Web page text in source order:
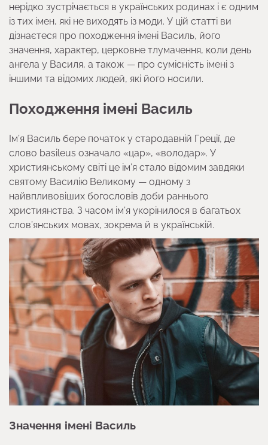
нерідко зустрічається в українських родинах і є одним
із тих імен, які не виходять із моди. У цій статті ви
дізнаєтеся про походження імені Василь, його
значення, характер, церковне тлумачення, коли день
ангела у Василя, а також — про сумісність імені з
іншими та відомих людей, які його носили.
Походження імені Василь
Ім’я Василь бере початок у стародавній Греції, де
слово basileus означало «цар», «володар». У
християнському світі це ім’я стало відомим завдяки
святому Василію Великому — одному з
найвпливовіших богословів доби раннього
християнства. З часом ім’я укорінилося в багатьох
слов’янських мовах, зокрема й в українській.
Значення імені Василь